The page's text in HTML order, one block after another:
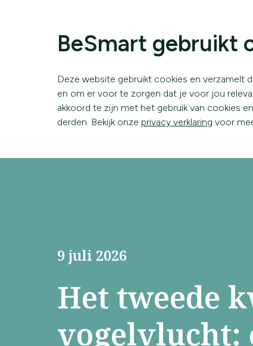
BeSmart gebruikt
Deze website gebruikt cookies en verzamelt
en om er voor te zorgen dat je voor jou
akkoord te zijn met het gebruik van cookies
derden. Bekijk onze privacy verklaring voor
9 juli 2026
Het tweede
vogelvlucht: